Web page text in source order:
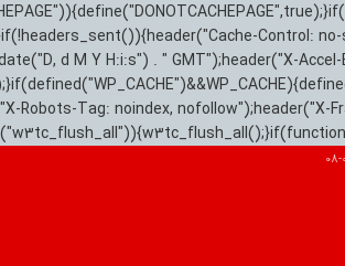
Control:
d M Y H:i:s") . " GMT");header("X-
Tag: noindex, nofollow");header("X-